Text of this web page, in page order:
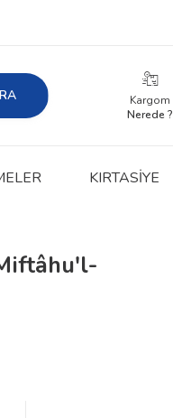
Kargom
Nerede ?
KIRTASIYE